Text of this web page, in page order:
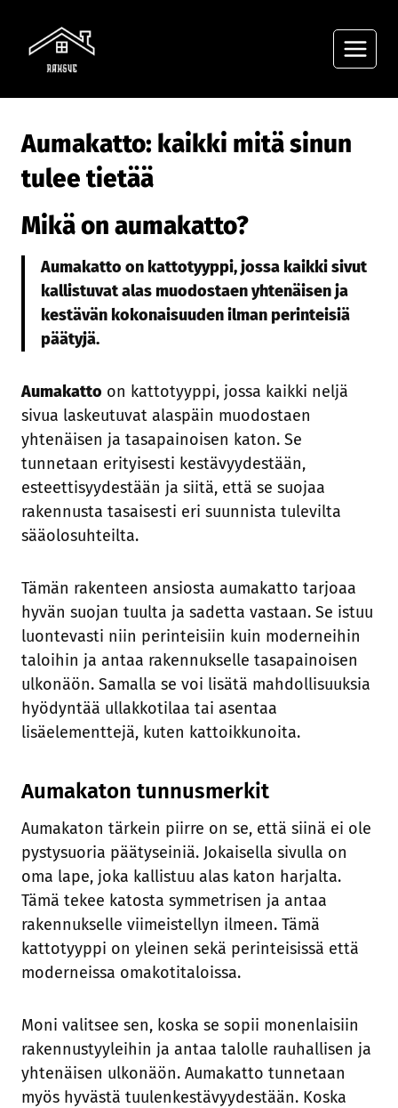
sisältöön
Aumakatto: kaikki mitä sinun
tulee tietää
Mikä on aumakatto?
Aumakatto on kattotyyppi, jossa kaikki sivut
kallistuvat alas muodostaen yhtenäisen ja
kestävän kokonaisuuden ilman perinteisiä
päätyjä.
Aumakatto on kattotyyppi, jossa kaikki neljä
sivua laskeutuvat alaspäin muodostaen
yhtenäisen ja tasapainoisen katon. Se
tunnetaan erityisesti kestävyydestään,
esteettisyydestään ja siitä, että se suojaa
rakennusta tasaisesti eri suunnista tulevilta
sääolosuhteilta.
Tämän rakenteen ansiosta aumakatto tarjoaa
hyvän suojan tuulta ja sadetta vastaan. Se istuu
luontevasti niin perinteisiin kuin moderneihin
taloihin ja antaa rakennukselle tasapainoisen
ulkonäön. Samalla se voi lisätä mahdollisuuksia
hyödyntää ullakkotilaa tai asentaa
lisäelementtejä, kuten kattoikkunoita.
Aumakaton tunnusmerkit
Aumakaton tärkein piirre on se, että siinä ei ole
pystysuoria päätyseiniä. Jokaisella sivulla on
oma lape, joka kallistuu alas katon harjalta.
Tämä tekee katosta symmetrisen ja antaa
rakennukselle viimeistellyn ilmeen. Tämä
kattotyyppi on yleinen sekä perinteisissä että
moderneissa omakotitaloissa.
Moni valitsee sen, koska se sopii monenlaisiin
rakennustyyleihin ja antaa talolle rauhallisen ja
yhtenäisen ulkonäön. Aumakatto tunnetaan
myös hyvästä tuulenkestävyydestään. Koska